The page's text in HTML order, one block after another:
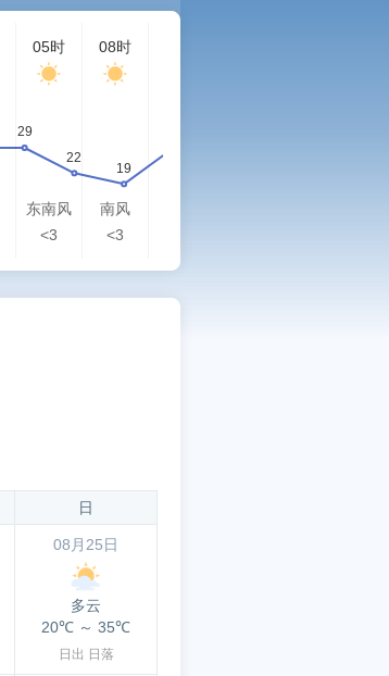
05时
东南风
<3
08时
南风
<3
日
08月25日
多云
20℃ ～ 35℃
日出 日落